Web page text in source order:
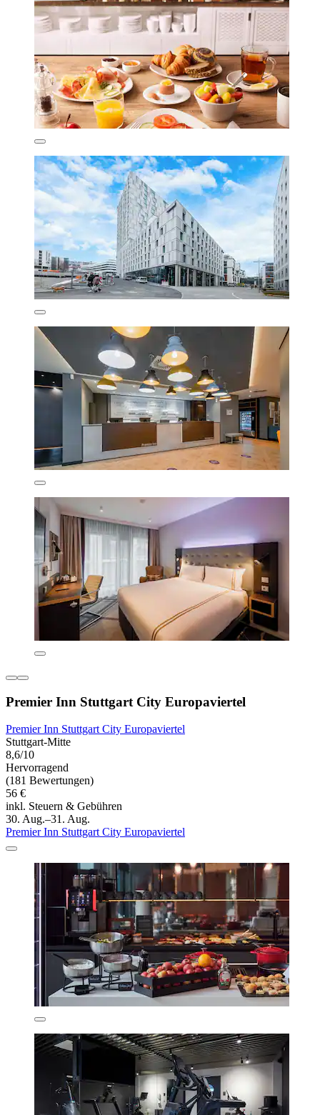
Premier Inn Stuttgart City Europaviertel
Premier Inn Stuttgart City Europaviertel
Stuttgart-Mitte
8,6/10
Hervorragend
(181 Bewertungen)
56 €
inkl. Steuern & Gebühren
30. Aug.–31. Aug.
Premier Inn Stuttgart City Europaviertel